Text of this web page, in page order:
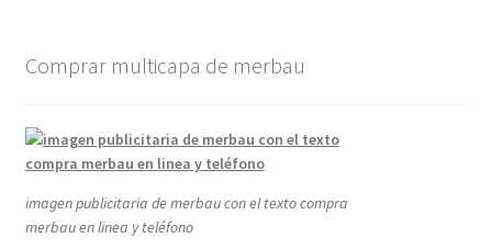
Comprar multicapa de merbau
imagen publicitaria de merbau con el texto compra
merbau en linea y teléfono